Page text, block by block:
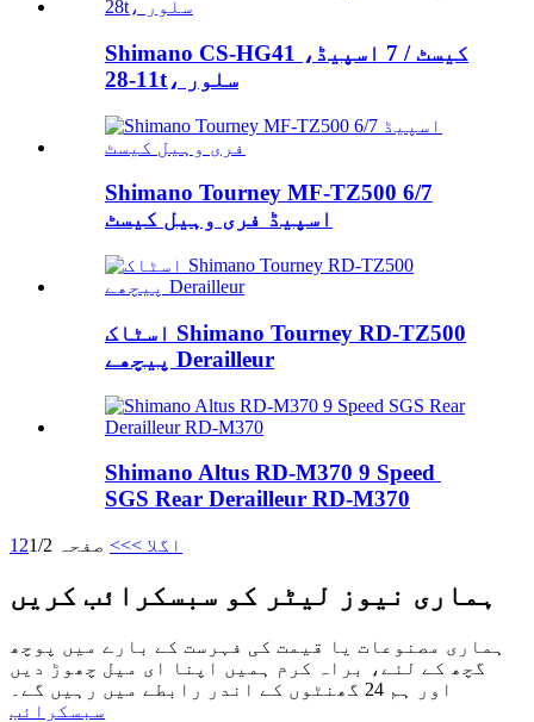
Shimano CS-HG41 کیسٹ / 7 اسپیڈ،
11-28t، سلور
Shimano Tourney MF-TZ500 6/7
اسپیڈ فری وہیل کیسٹ
اسٹاک Shimano Tourney RD-TZ500
پیچھے Derailleur
Shimano Altus RD-M370 9 Speed ​​
SGS Rear Derailleur RD-M370
1 2 اگلا >>> صفحہ 1/2
ہماری نیوز لیٹر کو سبسکرائب کریں
ہماری مصنوعات یا قیمت کی فہرست کے بارے میں پوچھ
گچھ کے لئے، براہ کرم ہمیں اپنا ای میل چھوڑ دیں
اور ہم 24 گھنٹوں کے اندر رابطے میں رہیں گے۔
سبسکرائب